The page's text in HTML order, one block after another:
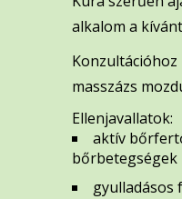
alkalom a
masszázs
Ellenjavallatok:
aktív
bőrbetegségek
gyulladásos